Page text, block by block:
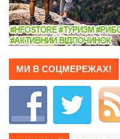
МИ В СОЦМЕРЕЖАХ!